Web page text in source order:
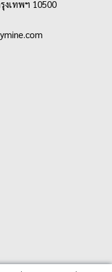
งเทพฯ 10500